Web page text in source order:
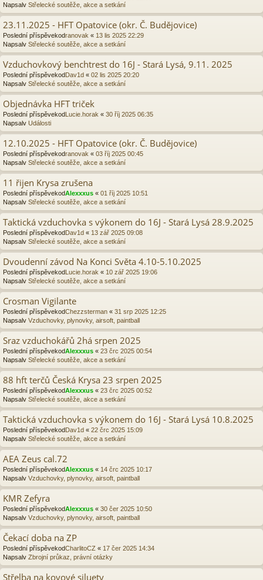
Napsalv Střelecké soutěže, akce a setkání
23.11.2025 - HFT Opatovice (okr. Č. Budějovice)
Poslední příspěvekodranovak « 13 lis 2025 22:29
Napsalv Střelecké soutěže, akce a setkání
Vzduchovkový benchtrest do 16J - Stará Lysá, 9.11. 2025
Poslední příspěvekodDav1d « 02 lis 2025 20:20
Napsalv Střelecké soutěže, akce a setkání
Objednávka HFT triček
Poslední příspěvekodLucie.horak « 30 říj 2025 06:35
Napsalv Události
12.10.2025 - HFT Opatovice (okr. Č. Budějovice)
Poslední příspěvekodranovak « 03 říj 2025 00:45
Napsalv Střelecké soutěže, akce a setkání
11 řijen Krysa zrušena
Poslední příspěvekodAlexxxus « 01 říj 2025 10:51
Napsalv Střelecké soutěže, akce a setkání
Taktická vzduchovka s výkonem do 16J - Stará Lysá 28.9.2025
Poslední příspěvekodDav1d « 13 zář 2025 09:08
Napsalv Střelecké soutěže, akce a setkání
Dvoudenní závod Na Konci Světa 4.10-5.10.2025
Poslední příspěvekodLucie.horak « 10 zář 2025 19:06
Napsalv Střelecké soutěže, akce a setkání
Crosman Vigilante
Poslední příspěvekodChezzsterman « 31 srp 2025 12:25
Napsalv Vzduchovky, plynovky, airsoft, paintball
Sraz vzduchokářů 2há srpen 2025
Poslední příspěvekodAlexxxus « 23 črc 2025 00:54
Napsalv Střelecké soutěže, akce a setkání
88 hft terčů Česká Krysa 23 srpen 2025
Poslední příspěvekodAlexxxus « 23 črc 2025 00:52
Napsalv Střelecké soutěže, akce a setkání
Taktická vzduchovka s výkonem do 16J - Stará Lysá 10.8.2025
Poslední příspěvekodDav1d « 22 črc 2025 15:09
Napsalv Střelecké soutěže, akce a setkání
AEA Zeus cal.72
Poslední příspěvekodAlexxxus « 14 črc 2025 10:17
Napsalv Vzduchovky, plynovky, airsoft, paintball
KMR Zefyra
Poslední příspěvekodAlexxxus « 30 čer 2025 10:50
Napsalv Vzduchovky, plynovky, airsoft, paintball
Čekací doba na ZP
Poslední příspěvekodCharlitoCZ « 17 čer 2025 14:34
Napsalv Zbrojní průkaz, právní otázky
Střelba na kovové siluety